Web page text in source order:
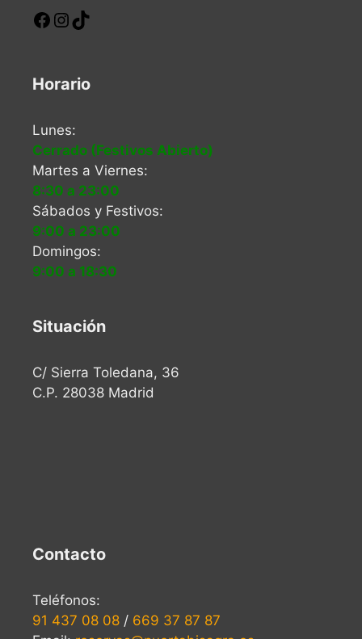
Horario
Lunes:
Cerrado (Festivos Abierto)
Martes a Viernes:
8:30 a 23:00
Sábados y Festivos:
9:00 a 23:00
Domingos:
9:00 a 18:30
Situación
C/ Sierra Toledana, 36
C.P. 28038 Madrid
Contacto
Teléfonos:
91 437 08 08 / 669 37 87 87